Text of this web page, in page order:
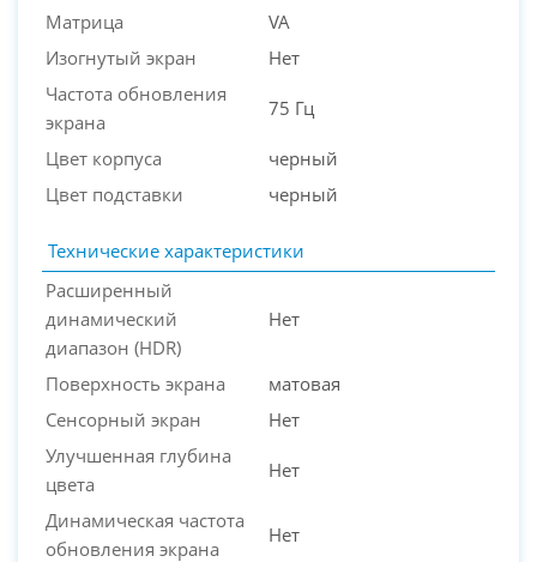
Матрица
VA
Изогнутый экран
Нет
Частота обновления
экрана
75 Гц
Цвет корпуса
черный
Цвет подставки
черный
Технические характеристики
Расширенный
динамический
диапазон (HDR)
Нет
Поверхность экрана
матовая
Сенсорный экран
Нет
Улучшенная глубина
цвета
Нет
Динамическая частота
обновления экрана
Нет